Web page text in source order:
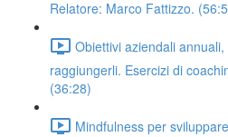
Relatore: Marco Fattizzo.
Obiettivi aziendali
raggiungerli. Esercizi di
(36:28)
Mindfulness per